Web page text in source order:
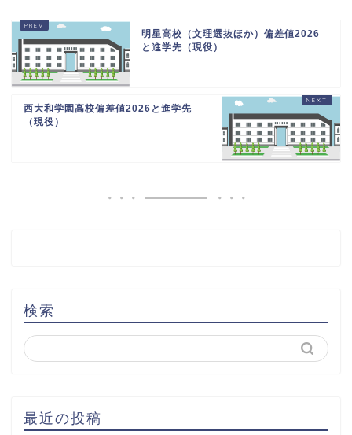
明星高校（文理選抜ほか）偏差値2026
と進学先（現役）
西大和学園高校偏差値2026と進学先
（現役）
検索
最近の投稿